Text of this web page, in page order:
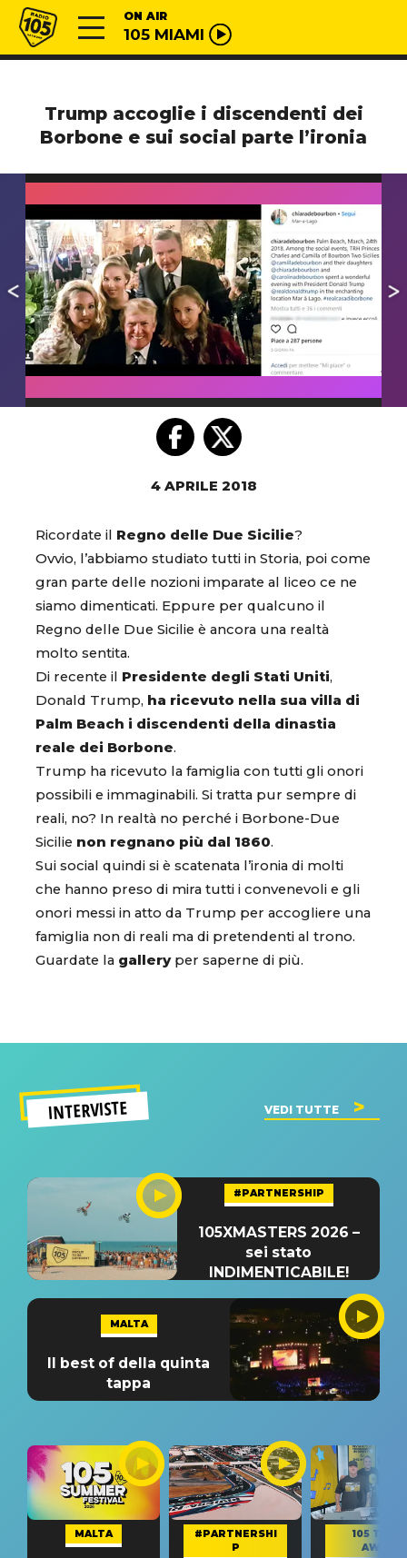
Vai al contenuto
Radio 105 ON AIR
105 MIAMI
Trump accoglie i discendenti dei
Borbone e sui social parte l’ironia
4 APRILE 2018
Ricordate il Regno delle Due Sicilie?
Ovvio, l’abbiamo studiato tutti in Storia, poi come
gran parte delle nozioni imparate al liceo ce ne
siamo dimenticati. Eppure per qualcuno il
Regno delle Due Sicilie è ancora una realtà
molto sentita.
Di recente il Presidente degli Stati Uniti,
Donald Trump, ha ricevuto nella sua villa di
Palm Beach i discendenti della dinastia
reale dei Borbone.
Trump ha ricevuto la famiglia con tutti gli onori
possibili e immaginabili. Si tratta pur sempre di
reali, no? In realtà no perché i Borbone-Due
Sicilie non regnano più dal 1860.
Sui social quindi si è scatenata l’ironia di molti
che hanno preso di mira tutti i convenevoli e gli
onori messi in atto da Trump per accogliere una
famiglia non di reali ma di pretendenti al trono.
Guardate la galleryper saperne di più.
INTERVISTE VEDI TUTTE
#PARTNERSHIP
105XMASTERS 2026 –
sei stato
INDIMENTICABILE!
MALTA
Il best of della quinta
tappa
MALTA
#PARTNERSHI
P
105 TAKE
AWAY